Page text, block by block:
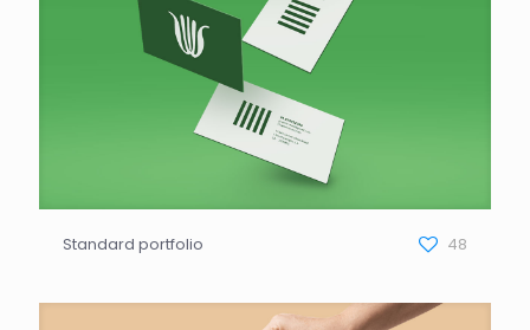
Standard portfolio 48